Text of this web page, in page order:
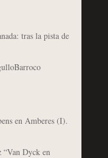
tras la pista de
en Amberes (I).
“Van Dyck en